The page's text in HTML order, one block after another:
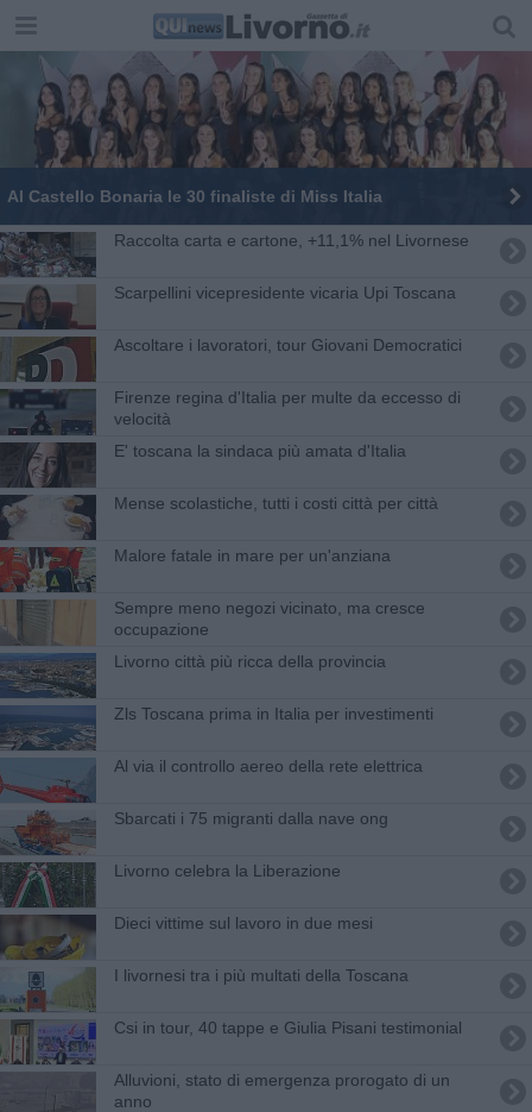
Al Castello Bonaria le 30 finaliste di Miss Italia
Raccolta carta e cartone, +11,1% nel Livornese
Scarpellini vicepresidente vicaria Upi Toscana
Ascoltare i lavoratori, tour Giovani Democratici
Firenze regina d'Italia per multe da eccesso di
velocità
E' toscana la sindaca più amata d'Italia
Mense scolastiche, tutti i costi città per città
Malore fatale in mare per un'anziana
Sempre meno negozi vicinato, ma cresce
occupazione
Livorno città più ricca della provincia
Zls Toscana prima in Italia per investimenti
Al via il controllo aereo della rete elettrica
Sbarcati i 75 migranti dalla nave ong
Livorno celebra la Liberazione
Dieci vittime sul lavoro in due mesi
I livornesi tra i più multati della Toscana
Csi in tour, 40 tappe e Giulia Pisani testimonial
Alluvioni, stato di emergenza prorogato di un
anno